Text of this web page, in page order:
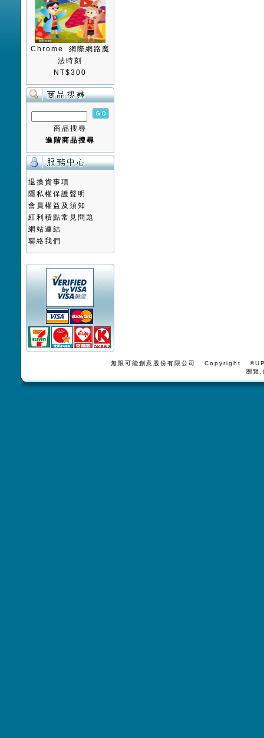
Chrome 網際網路魔
法時刻
NT$300
商品搜尋
進階商品搜尋
退換貨事項
隱私權保護聲明
會員權益及須知
紅利積點常見問題
網站連結
聯絡我們
無限可能創意股份有限公司 Copyright
瀏